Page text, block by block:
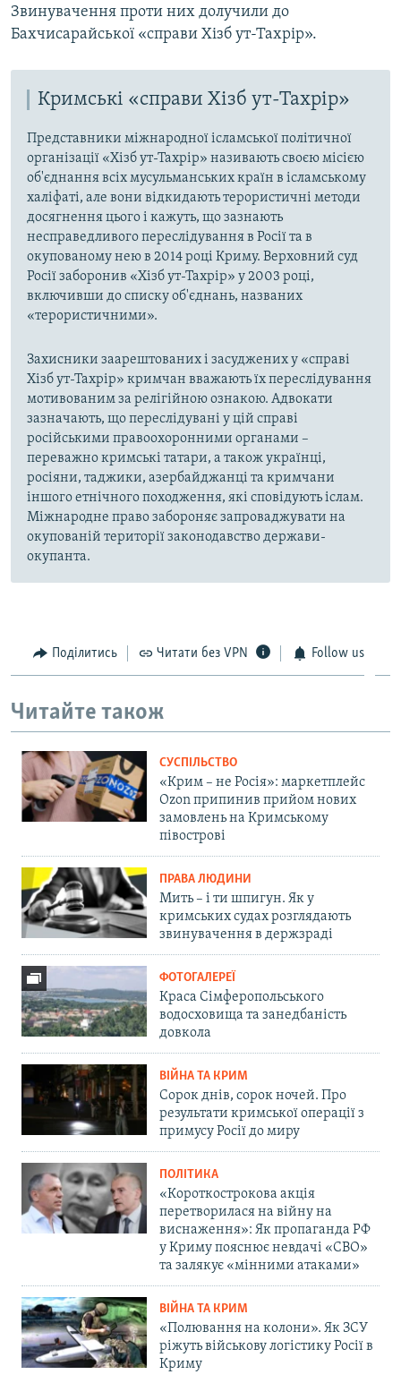
Звинувачення проти них долучили до
Бахчисарайської «справи Хізб ут-Тахрір».
Кримські «справи Хізб ут-Тахрір»
Представники міжнародної ісламської політичної
організації «Хізб ут-Тахрір» називають своєю місією
об'єднання всіх мусульманських країн в ісламському
халіфаті, але вони відкидають терористичні методи
досягнення цього і кажуть, що зазнають
несправедливого переслідування в Росії та в
окупованому нею в 2014 році Криму. Верховний суд
Росії заборонив «Хізб ут-Тахрір» у 2003 році,
включивши до списку об'єднань, названих
«терористичними».
Захисники заарештованих і засуджених у «справі
Хізб ут-Тахрір» кримчан вважають їх переслідування
мотивованим за релігійною ознакою. Адвокати
зазначають, що переслідувані у цій справі
російськими правоохоронними органами –
переважно кримські татари, а також українці,
росіяни, таджики, азербайджанці та кримчани
іншого етнічного походження, які сповідують іслам.
Міжнародне право забороняє запроваджувати на
окупованій території законодавство держави-
окупанта.
Поділитись Читати без VPN Follow us
Читайте також
СУСПІЛЬСТВО
«Крим – не Росія»: маркетплейс
Ozon припинив прийом нових
замовлень на Кримському
півострові
ПРАВА ЛЮДИНИ
Мить – і ти шпигун. Як у
кримських судах розглядають
звинувачення в держзраді
ФОТОГАЛЕРЕЇ
Краса Сімферопольського
водосховища та занедбаність
довкола
ВІЙНА ТА КРИМ
Сорок днів, сорок ночей. Про
результати кримської операції з
примусу Росії до миру
ПОЛІТИКА
«Короткострокова акція
перетворилася на війну на
виснаження»: Як пропаганда РФ
у Криму пояснює невдачі «СВО»
та залякує «мінними атаками»
ВІЙНА ТА КРИМ
«Полювання на колони». Як ЗСУ
ріжуть військову логістику Росії в
Криму